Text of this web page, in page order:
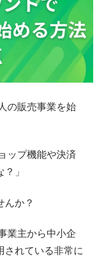
の販売事業を始
ップ機能や決済
」
んか？
業主から中小企
されている非常に